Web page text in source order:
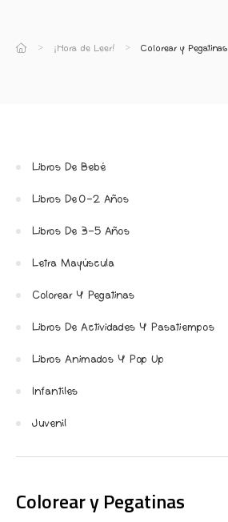
¡Hora de Leer! Colorear y Pegatinas
Libros De Bebé
Libros De 0-2 Años
Libros De 3-5 Años
Letra Mayúscula
Colorear Y Pegatinas
Libros De Actividades Y Pasatiempos
Libros Animados Y Pop Up
Infantiles
Juvenil
Colorear y Pegatinas